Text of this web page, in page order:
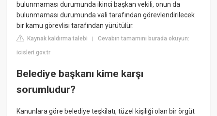
bulunmaması durumunda ikinci başkan vekili, onun da
bulunmaması durumunda vali tarafından görevlendirilecek
bir kamu görevlisi tarafından yürütülür.
Kaynak kaldırma talebi |Cevabın tamamını burada okuyun:
icisleri.gov.tr
Belediye başkanı kime karşı
sorumludur?
Kanunlara göre belediye teşkilatı, tüzel kişiliği olan bir örgüt